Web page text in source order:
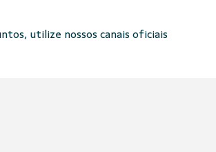
utilize nossos canais oficiais